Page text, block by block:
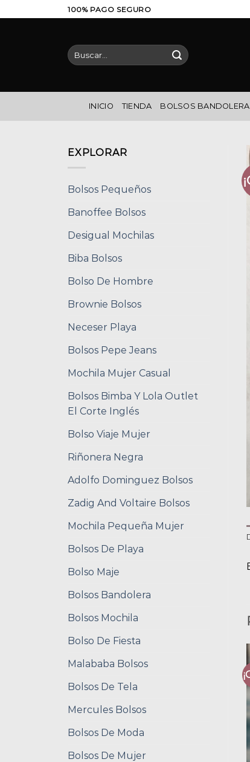
al
100% PAGO SEGURO
Buscar
por:
INICIO TIENDA BOLSOS BANDOLERA
EXPLORAR
Bolsos Pequeños
Banoffee Bolsos
Desigual Mochilas
Biba Bolsos
Bolso De Hombre
Brownie Bolsos
Neceser Playa
Bolsos Pepe Jeans
Mochila Mujer Casual
Bolsos Bimba Y Lola Outlet
El Corte Inglés
Bolso Viaje Mujer
Riñonera Negra
Adolfo Dominguez Bolsos
Zadig And Voltaire Bolsos
Mochila Pequeña Mujer
Bolsos De Playa
Bolso Maje
Bolsos Bandolera
Bolsos Mochila
Bolso De Fiesta
Malababa Bolsos
Bolsos De Tela
Mercules Bolsos
Bolsos De Moda
Bolsos De Mujer